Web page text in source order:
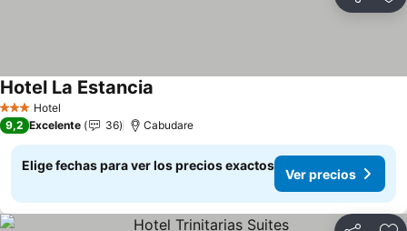
3 Estrellas
Hotel
Hotel La Estancia
9,2 Excelente 36 Cabudare
Elige fechas para ver los precios exactos
Ver precios